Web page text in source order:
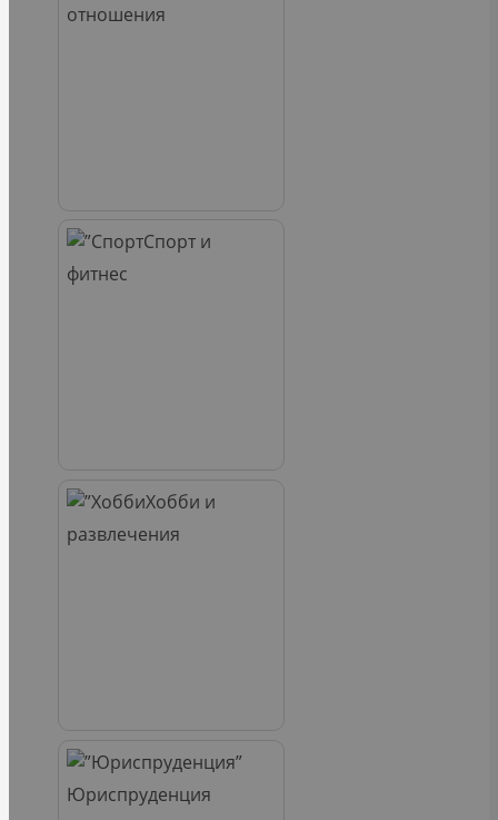
отношения
Спорт и
фитнес
Хобби и
развлечения
Юриспруденция